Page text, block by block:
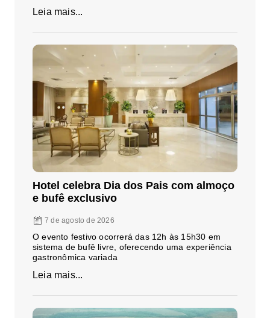
Leia mais...
Hotel celebra Dia dos Pais com almoço
e bufê exclusivo
7 de agosto de 2026
O evento festivo ocorrerá das 12h às 15h30 em
sistema de bufê livre, oferecendo uma experiência
gastronômica variada
Leia mais...